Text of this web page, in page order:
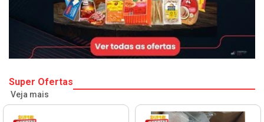
Super Ofertas
Veja mais